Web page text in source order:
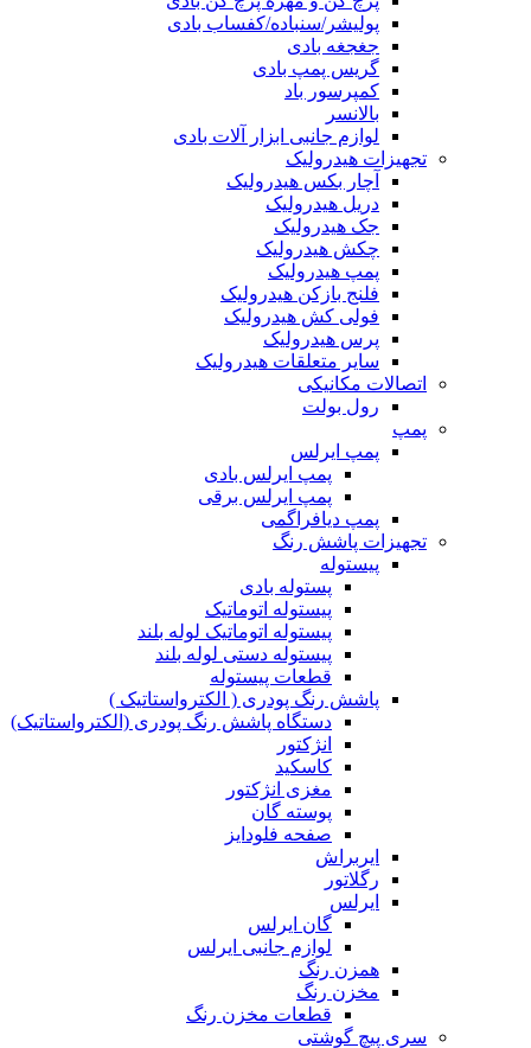
پولیشر/سنباده/کفساب بادی
جغجغه بادی
گریس پمپ بادی
کمپرسور باد
بالانسر
لوازم جانبی ابزار آلات بادی
تجهیزات هیدرولیک
آچار بکس هیدرولیک
دریل هیدرولیک
جک هیدرولیک
چکش هیدرولیک
پمپ هیدرولیک
فلنج بازکن هیدرولیک
فولی کش هیدرولیک
پرس هیدرولیک
سایر متعلقات هیدرولیک
اتصالات مکانیکی
رول بولت
پمپ
پمپ ایرلس
پمپ ایرلس بادی
پمپ ایرلس برقی
پمپ دیافراگمی
تجهیزات پاشش رنگ
پیستوله
پستوله بادی
پیستوله اتوماتیک
پیستوله اتوماتیک لوله بلند
پیستوله دستی لوله بلند
قطعات پیستوله
پاشش رنگ پودری ( الکترواستاتیک )
دستگاه پاشش رنگ پودری (الکترواستاتیک)
انژکتور
کاسکید
مغزی انژکتور
پوسته گان
صفحه فلودایز
ایربراش
رگلاتور
ایرلس
گان ایرلس
لوازم جانبی ایرلس
همزن رنگ
مخزن رنگ
قطعات مخزن رنگ
سری پیچ گوشتی